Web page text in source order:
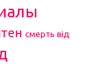
смерть від